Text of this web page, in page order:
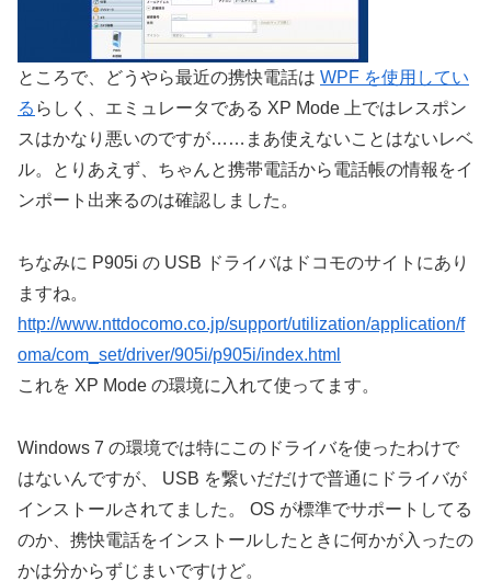
ところで、どうやら最近の携快電話は WPF を使用してい
る らしく、エミュレータである XP Mode 上ではレスポン
スはかなり悪いのですが……まあ使えないことはないレベ
ル。とりあえず、ちゃんと携帯電話から電話帳の情報をイ
ンポート出来るのは確認しました。
ちなみに P905i の USB ドライバはドコモのサイトにあり
ますね。
http://www.nttdocomo.co.jp/support/utilization/application/f
oma/com_set/driver/905i/p905i/index.html
これを XP Mode の環境に入れて使ってます。
Windows 7 の環境では特にこのドライバを使ったわけで
はないんですが、 USB を繋いだだけで普通にドライバが
インストールされてました。 OS が標準でサポートしてる
のか、携快電話をインストールしたときに何かが入ったの
かは分からずじまいですけど。